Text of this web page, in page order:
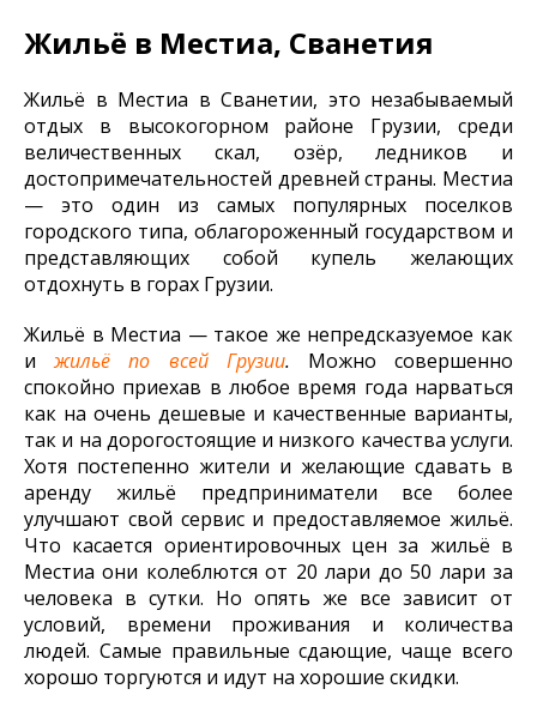
Жильё в Местиа, Сванетия
Жильё в Местиа в Сванетии, это незабываемый
отдых в высокогорном районе Грузии, среди
величественных скал, озёр, ледников и
достопримечательностей древней страны. Местиа
— это один из самых популярных поселков
городского типа, облагороженный государством и
представляющих собой купель желающих
отдохнуть в горах Грузии.
Жильё в Местиа — такое же непредсказуемое как
ижильё по всей Грузии. Можно совершенно
спокойно приехав в любое время года нарваться
как на очень дешевые и качественные варианты,
так и на дорогостоящие и низкого качества услуги.
Хотя постепенно жители и желающие сдавать в
аренду жильё предприниматели все более
улучшают свой сервис и предоставляемое жильё.
Что касается ориентировочных цен за жильё в
Местиа они колеблются от 20 лари до 50 лари за
человека в сутки. Но опять же все зависит от
условий, времени проживания и количества
людей. Самые правильные сдающие, чаще всего
хорошо торгуются и идут на хорошие скидки.